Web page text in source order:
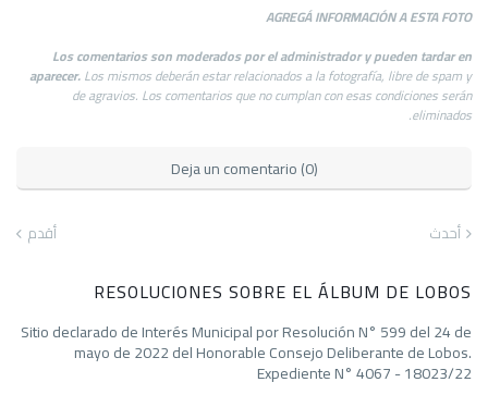
AGREGÁ INFORMACIÓN A ESTA FOTO
Los comentarios son moderados por el administrador y pueden tardar en
aparecer.Los mismos deberán estar relacionados a la fotografía, libre de spam y
de agravios. Los comentarios que no cumplan con esas condiciones serán
eliminados.
Deja un comentario (0)
أحدث أقدم
RESOLUCIONES SOBRE EL ÁLBUM DE LOBOS
Sitio declarado de Interés Municipal por Resolución N° 599 del 24 de
mayo de 2022 del Honorable Consejo Deliberante de Lobos.
Expediente N° 4067 - 18023/22